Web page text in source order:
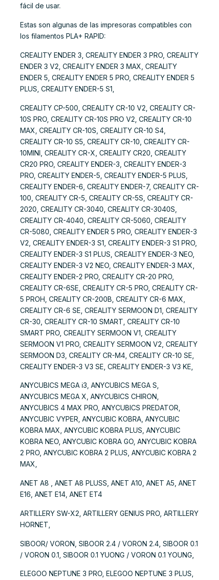
fácil de usar.
Estas son algunas de las impresoras compatibles con
los filamentos PLA+ RAPID:
CREALITY ENDER 3, CREALITY ENDER 3 PRO, CREALITY
ENDER 3 V2, CREALITY ENDER 3 MAX, CREALITY
ENDER 5, CREALITY ENDER 5 PRO, CREALITY ENDER 5
PLUS, CREALITY ENDER-5 S1,
CREALITY CP-500, CREALITY CR-10 V2, CREALITY CR-
10S PRO, CREALITY CR-10S PRO V2, CREALITY CR-10
MAX, CREALITY CR-10S, CREALITY CR-10 S4,
CREALITY CR-10 S5, CREALITY CR-10, CREALITY CR-
10MINI, CREALITY CR-X, CREALITY CR20, CREALITY
CR20 PRO, CREALITY ENDER-3, CREALITY ENDER-3
PRO, CREALITY ENDER-5, CREALITY ENDER-5 PLUS,
CREALITY ENDER-6, CREALITY ENDER-7, CREALITY CR-
100, CREALITY CR-5, CREALITY CR-5S, CREALITY CR-
2020, CREALITY CR-3040, CREALITY CR-3040S,
CREALITY CR-4040, CREALITY CR-5060, CREALITY
CR-5080, CREALITY ENDER 5 PRO, CREALITY ENDER-3
V2, CREALITY ENDER-3 S1, CREALITY ENDER-3 S1 PRO,
CREALITY ENDER-3 S1 PLUS, CREALITY ENDER-3 NEO,
CREALITY ENDER-3 V2 NEO, CREALITY ENDER-3 MAX,
CREALITY ENDER-2 PRO, CREALITY CR-20 PRO,
CREALITY CR-6SE, CREALITY CR-5 PRO, CREALITY CR-
5 PROH, CREALITY CR-200B, CREALITY CR-6 MAX,
CREALITY CR-6 SE, CREALITY SERMOON D1, CREALITY
CR-30, CREALITY CR-10 SMART, CREALITY CR-10
SMART PRO, CREALITY SERMOON V1, CREALITY
SERMOON V1 PRO, CREALITY SERMOON V2, CREALITY
SERMOON D3, CREALITY CR-M4, CREALITY CR-10 SE,
CREALITY ENDER-3 V3 SE, CREALITY ENDER-3 V3 KE,
ANYCUBICS MEGA i3, ANYCUBICS MEGA S,
ANYCUBICS MEGA X, ANYCUBICS CHIRON,
ANYCUBICS 4 MAX PRO, ANYCUBICS PREDATOR,
ANYCUBIC VYPER, ANYCUBIC KOBRA, ANYCUBIC
KOBRA MAX, ANYCUBIC KOBRA PLUS, ANYCUBIC
KOBRA NEO, ANYCUBIC KOBRA GO, ANYCUBIC KOBRA
2 PRO, ANYCUBIC KOBRA 2 PLUS, ANYCUBIC KOBRA 2
MAX,
ANET A8 , ANET A8 PLUSS, ANET A10, ANET A5, ANET
E16, ANET E14, ANET ET4
ARTILLERY SW-X2, ARTILLERY GENIUS PRO, ARTILLERY
HORNET,
SIBOOR/ VORON, SIBOOR 2.4 / VORON 2.4, SIBOOR 0.1
/ VORON 0.1, SIBOOR 0.1 YUONG / VORON 0.1 YOUNG,
ELEGOO NEPTUNE 3 PRO, ELEGOO NEPTUNE 3 PLUS,